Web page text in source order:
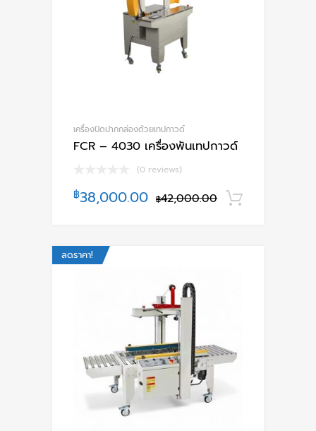
เครื่องปิดปากกล่องด้วยเทปกาวด์
FCR – 4030 เครื่องพันเทปกาวด์
(0 reviews)
฿42,000.00
฿38,000.00
ลดราคา!